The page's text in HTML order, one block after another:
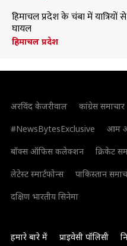
हिमाचल प्रदेश के चंबा में
घायल
हिमाचल प्रदेश
अरविंद केजरीवाल कांग्रेस समाचार
#NewsBytesExclusive
आम
बॉक्स ऑफिस कलेक्शन
क्रिकेट
लेटेस्ट स्मार्टफोन्स
पाकिस्तान
दक्षिण भारतीय सिनेमा
हमारे बारे में प्राइवेसी पॉलिसी